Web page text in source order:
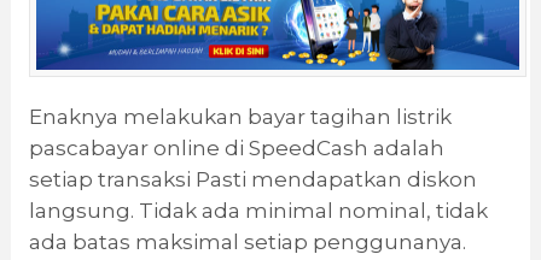
Enaknya melakukan bayar tagihan listrik
pascabayar online di SpeedCash adalah
setiap transaksi Pasti mendapatkan diskon
langsung. Tidak ada minimal nominal, tidak
ada batas maksimal setiap penggunanya.